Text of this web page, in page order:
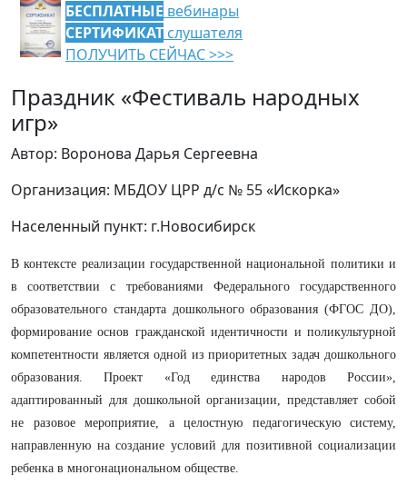
БЕСПЛАТНЫЕ вебинары
СЕРТИФИКАТ слушателя
ПОЛУЧИТЬ СЕЙЧАС >>>
Праздник «Фестиваль народных
игр»
Автор: Воронова Дарья Сергеевна
Организация: МБДОУ ЦРР д/с № 55 «Искорка»
Населенный пункт: г.Новосибирск
В контексте реализации государственной национальной политики и
в соответствии с требованиями Федерального государственного
образовательного стандарта дошкольного образования (ФГОС ДО),
формирование основ гражданской идентичности и поликультурной
компетентности является одной из приоритетных задач дошкольного
образования. Проект «Год единства народов России»,
адаптированный для дошкольной организации, представляет собой
не разовое мероприятие, а целостную педагогическую систему,
направленную на создание условий для позитивной социализации
ребенка в многонациональном обществе.